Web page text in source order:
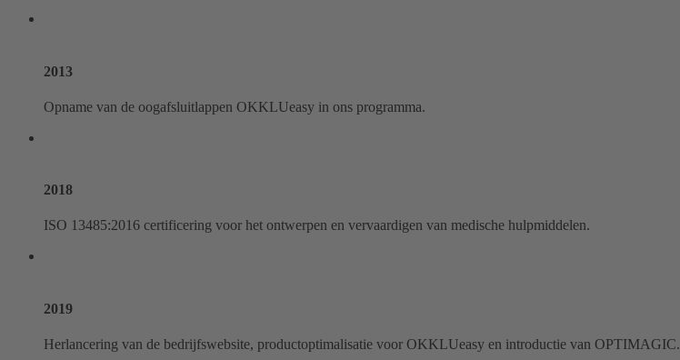
2013
Opname van de oogafsluitlappen OKKLUeasy in ons programma.
2018
ISO 13485:2016 certificering voor het ontwerpen en vervaardigen van medische hulpmiddelen.
2019
Herlancering van de bedrijfswebsite, productoptimalisatie voor OKKLUeasy en introductie van OPTIMAGIC.